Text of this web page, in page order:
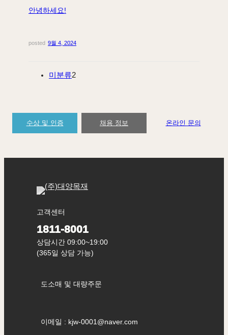
안녕하세요!
posted 9월 4, 2024
미분류2
수상 및 인증 채용 정보 온라인 문의
고객센터
1811-8001
상담시간 09:00~19:00
(365일 상담 가능)
도소매 및 대량주문
이메일 : kjw-0001@naver.com